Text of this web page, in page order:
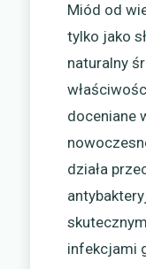
Miód od
tylko jako
naturalny
doceniane
działa
infekcjami